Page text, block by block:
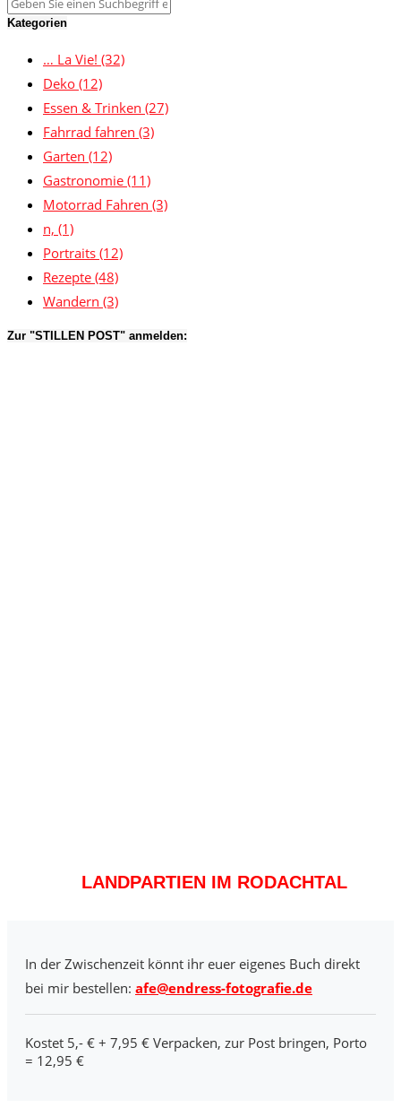
Kategorien
… La Vie! (32)
Deko (12)
Essen & Trinken (27)
Fahrrad fahren (3)
Garten (12)
Gastronomie (11)
Motorrad Fahren (3)
n, (1)
Portraits (12)
Rezepte (48)
Wandern (3)
Zur "STILLEN POST" anmelden:
LANDPARTIEN IM RODACHTAL
In der Zwischenzeit könnt ihr euer eigenes Buch direkt
bei mir bestellen: afe@endress-fotografie.de
Kostet 5,- € + 7,95 € Verpacken, zur Post bringen, Porto
= 12,95 €